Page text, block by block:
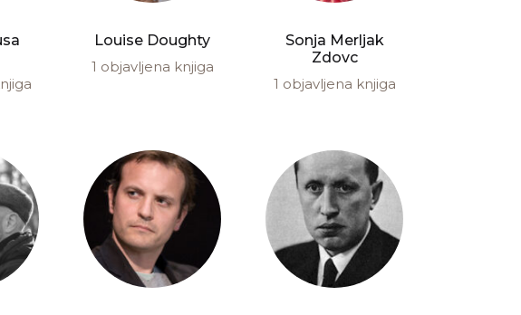
Louise Doughty
1 objavljena knjiga
Sonja Merljak
Zdovc
1 objavljena knjiga